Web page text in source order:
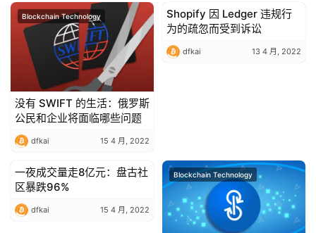
Blockchain Technology
没有 SWIFT 的生活：俄罗斯
公民和企业将面临哪些问题
dfkai 15 4 月, 2022
Blockchain Technology
Shopify 因 Ledger 违规行
为的疏忽而受到诉讼
dfkai 13 4 月, 2022
Blockchain Technology
一夜成交量走8亿元：盘古社
区暴跌96%
dfkai 15 4 月, 2022
Blockchain Technology